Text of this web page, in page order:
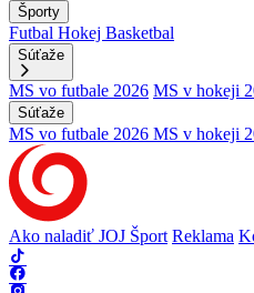
Športy
Futbal Hokej Basketbal
Súťaže
MS vo futbale 2026 MS v hokeji
Súťaže
MS vo futbale 2026 MS v hokeji
Ako naladiť JOJ Šport Reklama